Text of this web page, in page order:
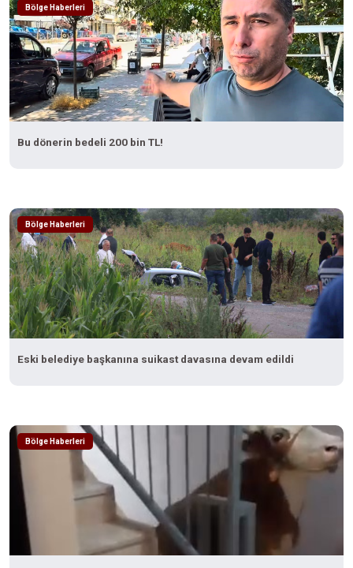
Bölge Haberleri
Bu dönerin bedeli 200 bin TL!
Bölge Haberleri
Eski belediye başkanına suikast davasına devam edildi
Bölge Haberleri